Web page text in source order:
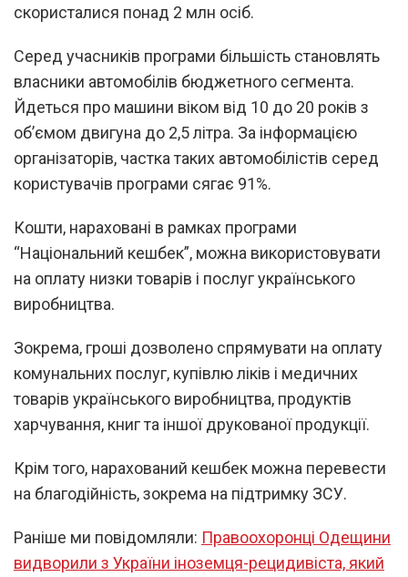
скористалися понад 2 млн осіб.
Серед учасників програми більшість становлять
власники автомобілів бюджетного сегмента.
Йдеться про машини віком від 10 до 20 років з
об’ємом двигуна до 2,5 літра. За інформацією
організаторів, частка таких автомобілістів серед
користувачів програми сягає 91%.
Кошти, нараховані в рамках програми
“Національний кешбек”, можна використовувати
на оплату низки товарів і послуг українського
виробництва.
Зокрема, гроші дозволено спрямувати на оплату
комунальних послуг, купівлю ліків і медичних
товарів українського виробництва, продуктів
харчування, книг та іншої друкованої продукції.
Крім того, нарахований кешбек можна перевести
на благодійність, зокрема на підтримку ЗСУ.
Раніше ми повідомляли: Правоохоронці Одещини
видворили з України іноземця-рецидивіста, який